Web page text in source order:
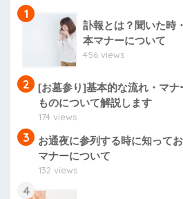
1
訃報とは？聞いた時
本マナーについて
456 views
2
[お墓参り]基本的な流れ・マナ
ものについて解説します
174 views
3
お通夜に参列する時に知って
マナーについて
132 views
4